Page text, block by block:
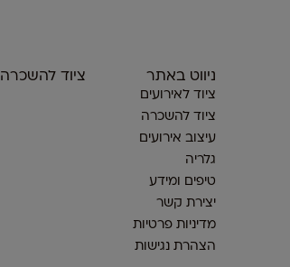
ניווט באתר
ציוד לאירועים
ציוד להשכרה
עיצוב אירועים
גלריה
טיפים ומידע
יצירת קשר
מדיניות פרטיות
הצהרת נגישות
ציוד להשכרה